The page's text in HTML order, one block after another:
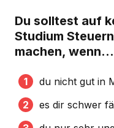
Du solltest auf
Studium
machen, wenn...
du nicht gut in
es dir schwer